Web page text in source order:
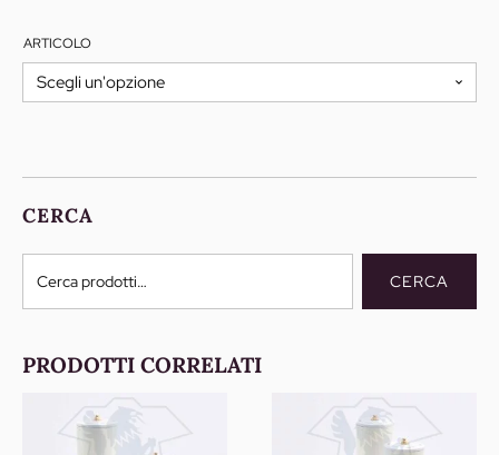
ARTICOLO
CERCA
Cerca: CERCA
PRODOTTI CORRELATI